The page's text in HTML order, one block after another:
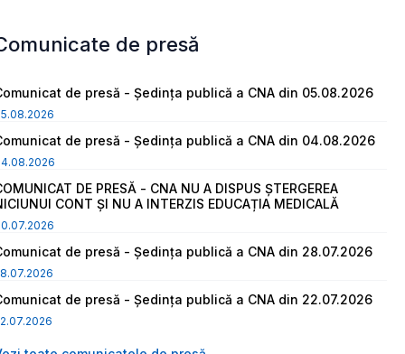
de presă
de presă - Ședința publică a CNA din 05.08.2026
de presă - Ședința publică a CNA din 04.08.2026
DE PRESĂ - CNA NU A DISPUS ȘTERGEREA
CONT ȘI NU A INTERZIS EDUCAȚIA MEDICALĂ
de presă - Ședința publică a CNA din 28.07.2026
de presă - Ședința publică a CNA din 22.07.2026